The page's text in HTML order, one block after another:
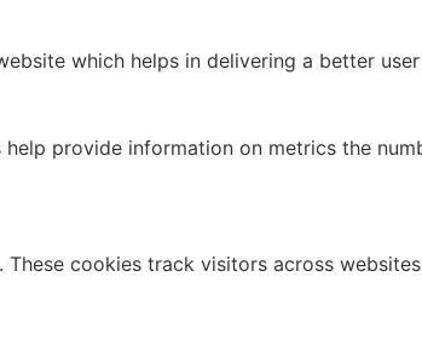
which helps in delivering a better
provide information on metrics the
cookies track visitors across